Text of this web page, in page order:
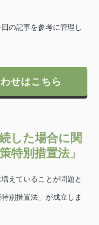
の記事を参考に管理し
せはこちら
した場合に関
特別措置法」
えていることが問題と
別措置法」が成立しま